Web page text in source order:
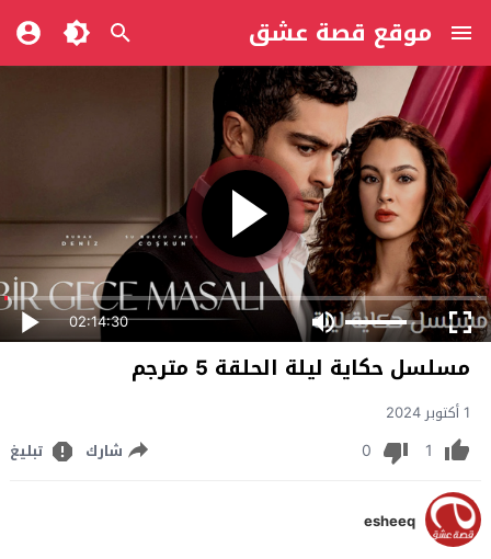
موقع قصة عشق
02:14:30
مسلسل حكاية ليلة الحلقة 5 مترجم
1 أكتوبر 2024
1
0 شارك تبليغ
esheeq